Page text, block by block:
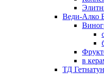
Веди-Алко
в
ТД Гетнатун